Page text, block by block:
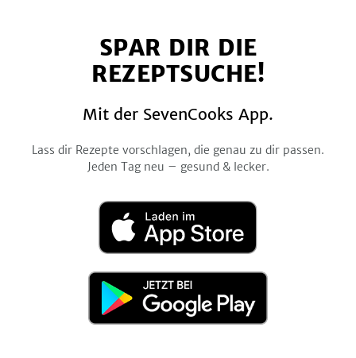
FacebookTwitterPinterestInstagramYouTube
SPAR DIR DIE
REZEPTSUCHE!
Mit der SevenCooks App.
Lass dir Rezepte vorschlagen, die genau zu dir passen.
Jeden Tag neu – gesund & lecker.
Laden
im
App
Jetzt
Google